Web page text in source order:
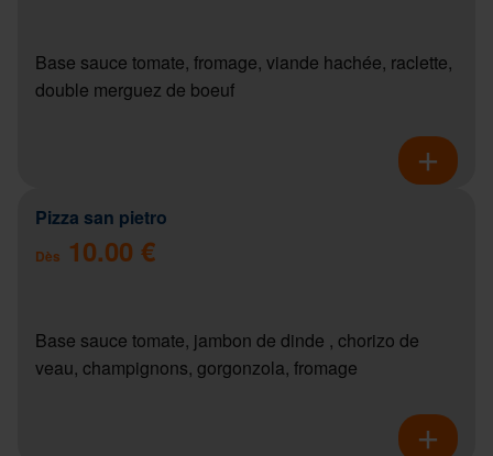
Base sauce tomate, fromage, viande hachée, raclette,
double merguez de boeuf
Pizza san pietro
Dès 10.00 €
Base sauce tomate, jambon de dinde , chorizo de
veau, champignons, gorgonzola, fromage